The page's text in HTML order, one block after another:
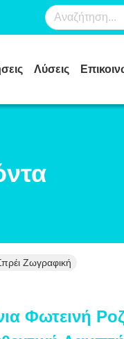
Λύσεις
Ζωγραφική
Φωτεινή